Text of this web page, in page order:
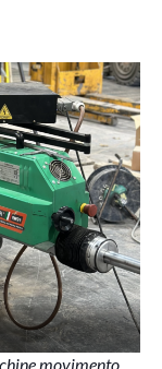
movimento